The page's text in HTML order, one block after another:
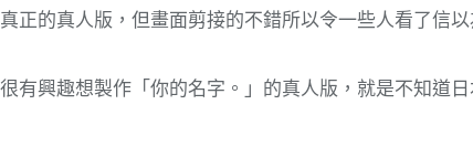
正的真人版，但畫面剪接的不錯所以令一些人看了信
有興趣想製作「你的名字。」的真人版，就是不知道